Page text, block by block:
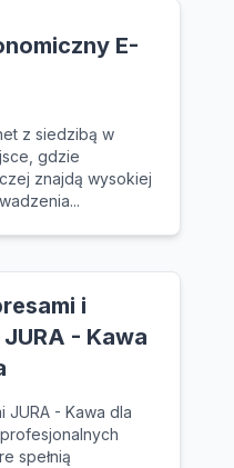
E-
z siedzibą w
gdzie
znajdą wysokiej
i
- Kawa
JURA - Kawa dla
spełnią